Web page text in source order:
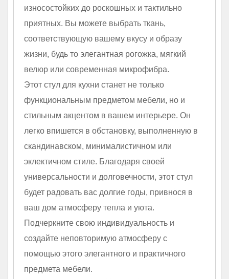
износостойких до роскошных и тактильно
приятных. Вы можете выбрать ткань,
соответствующую вашему вкусу и образу
жизни, будь то элегантная рогожка, мягкий
велюр или современная микрофибра.
Этот стул для кухни станет не только
функциональным предметом мебели, но и
стильным акцентом в вашем интерьере. Он
легко впишется в обстановку, выполненную в
скандинавском, минималистичном или
эклектичном стиле. Благодаря своей
универсальности и долговечности, этот стул
будет радовать вас долгие годы, привнося в
ваш дом атмосферу тепла и уюта.
Подчеркните свою индивидуальность и
создайте неповторимую атмосферу с
помощью этого элегантного и практичного
предмета мебели.